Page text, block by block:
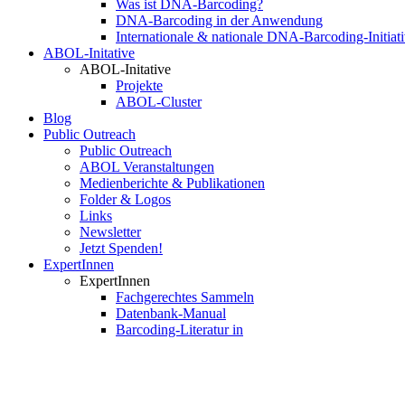
Was ist DNA-Barcoding?
DNA-Barcoding in der Anwendung
Internationale & nationale DNA-Barcoding-
ABOL-Initative
ABOL-Initative
Projekte
ABOL-Cluster
Blog
Public Outreach
Public Outreach
ABOL Veranstaltungen
Medienberichte & Publikationen
Folder & Logos
Links
Newsletter
Jetzt Spenden!
ExpertInnen
ExpertInnen
Fachgerechtes Sammeln
Datenbank-Manual
Barcoding-Literatur in